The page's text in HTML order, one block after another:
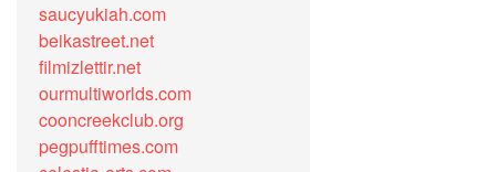
saucyukiah.com
beikastreet.net
filmizlettir.net
ourmultiworlds.com
cooncreekclub.org
pegpufftimes.com